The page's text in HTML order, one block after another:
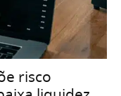
risco